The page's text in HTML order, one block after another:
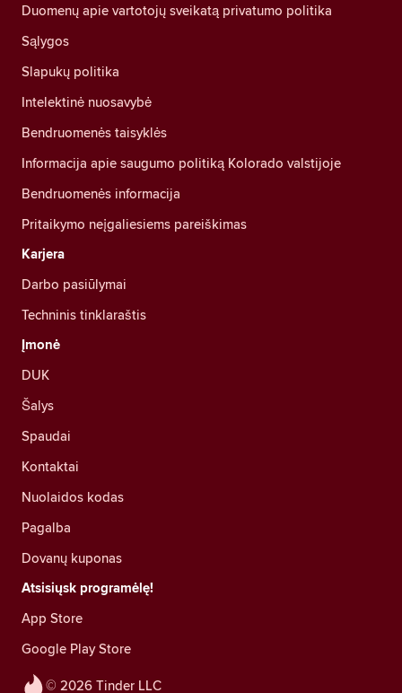
© 2026 Tinder LLC
Duomenų apie vartotojų sveikatą privatumo politika
Sąlygos
Slapukų politika
Intelektinė nuosavybė
Bendruomenės taisyklės
Informacija apie saugumo politiką Kolorado valstijoje
Bendruomenės informacija
Pritaikymo neįgaliesiems pareiškimas
Karjera
Darbo pasiūlymai
Techninis tinklaraštis
Įmonė
DUK
Šalys
Spaudai
Kontaktai
Nuolaidos kodas
Pagalba
Dovanų kuponas
Atsisiųsk programėlę!
App Store
Google Play Store